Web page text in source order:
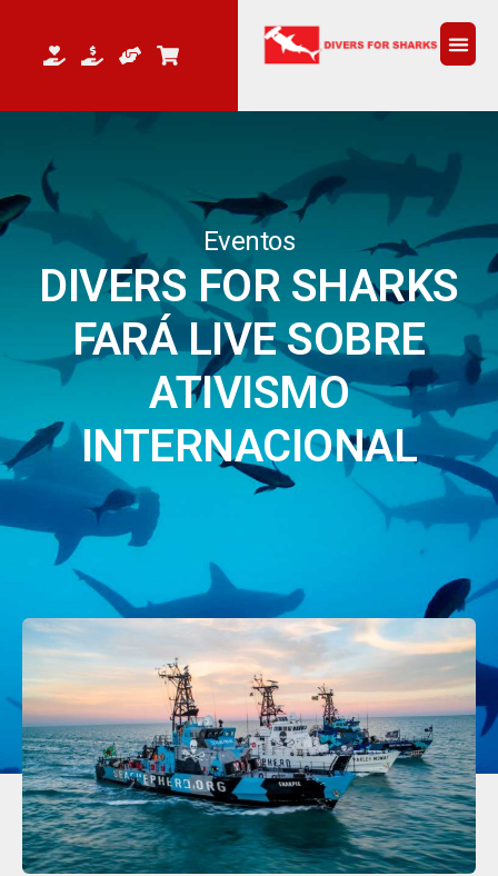
Eventos
DIVERS FOR SHARKS
FARÁ LIVE SOBRE
ATIVISMO
INTERNACIONAL